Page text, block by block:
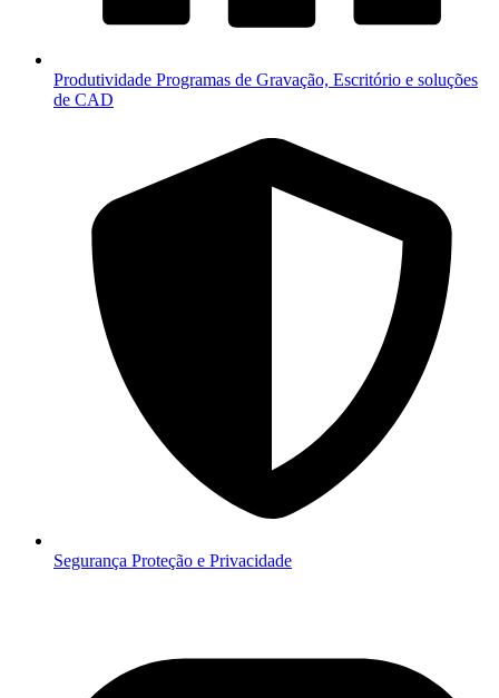
Produtividade Programas de Gravação, Escritório e soluções
de CAD
Segurança Proteção e Privacidade